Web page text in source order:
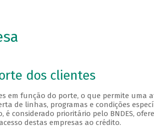
a seguir
dos clientes
em função do porte, o que permite
de linhas, programas e condições
é considerado prioritário pelo BNDES,
destas empresas ao crédito.